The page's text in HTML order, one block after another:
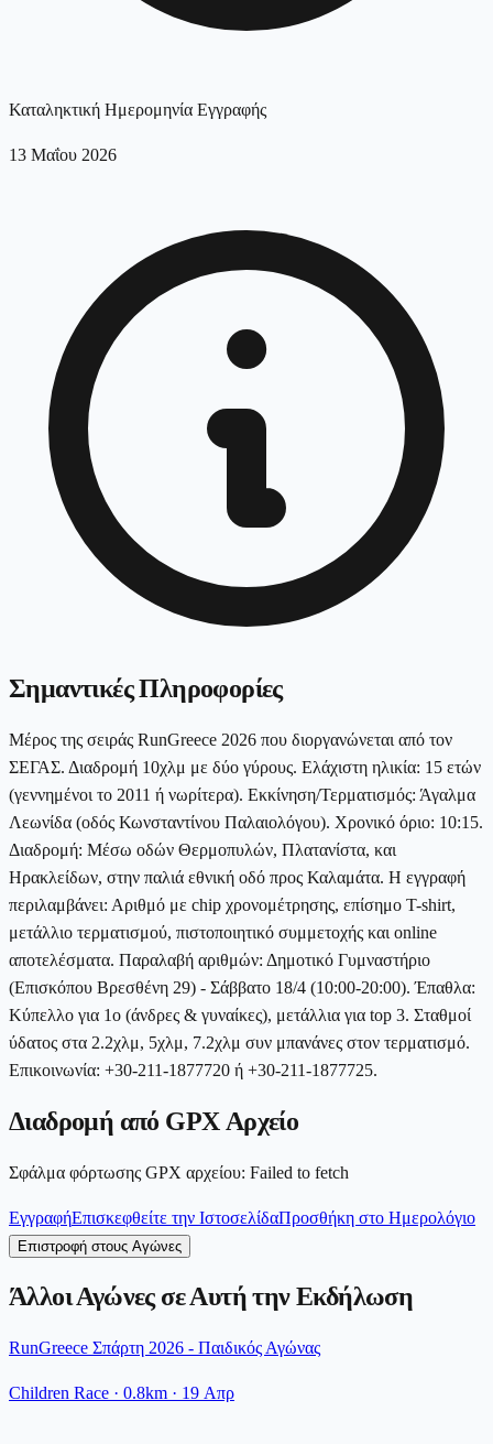
Καταληκτική Ημερομηνία Εγγραφής
13 Μαΐου 2026
Σημαντικές Πληροφορίες
Μέρος της σειράς RunGreece 2026 που διοργανώνεται από τον
ΣΕΓΑΣ. Διαδρομή 10χλμ με δύο γύρους. Ελάχιστη ηλικία: 15 ετών
(γεννημένοι το 2011 ή νωρίτερα). Εκκίνηση/Τερματισμός: Άγαλμα
Λεωνίδα (οδός Κωνσταντίνου Παλαιολόγου). Χρονικό όριο: 10:15.
Διαδρομή: Μέσω οδών Θερμοπυλών, Πλατανίστα, και
Ηρακλείδων, στην παλιά εθνική οδό προς Καλαμάτα. Η εγγραφή
περιλαμβάνει: Αριθμό με chip χρονομέτρησης, επίσημο T-shirt,
μετάλλιο τερματισμού, πιστοποιητικό συμμετοχής και online
αποτελέσματα. Παραλαβή αριθμών: Δημοτικό Γυμναστήριο
(Επισκόπου Βρεσθένη 29) - Σάββατο 18/4 (10:00-20:00). Έπαθλα:
Κύπελλο για 1ο (άνδρες & γυναίκες), μετάλλια για top 3. Σταθμοί
ύδατος στα 2.2χλμ, 5χλμ, 7.2χλμ συν μπανάνες στον τερματισμό.
Επικοινωνία: +30-211-1877720 ή +30-211-1877725.
Διαδρομή από GPX Αρχείο
Σφάλμα φόρτωσης GPX αρχείου: Failed to fetch
ΕγγραφήΕπισκεφθείτε την ΙστοσελίδαΠροσθήκη στο Ημερολόγιο
Επιστροφή στους Αγώνες
Άλλοι Αγώνες σε Αυτή την Εκδήλωση
RunGreece Σπάρτη 2026 - Παιδικός Αγώνας
Children Race · 0.8km · 19 Απρ